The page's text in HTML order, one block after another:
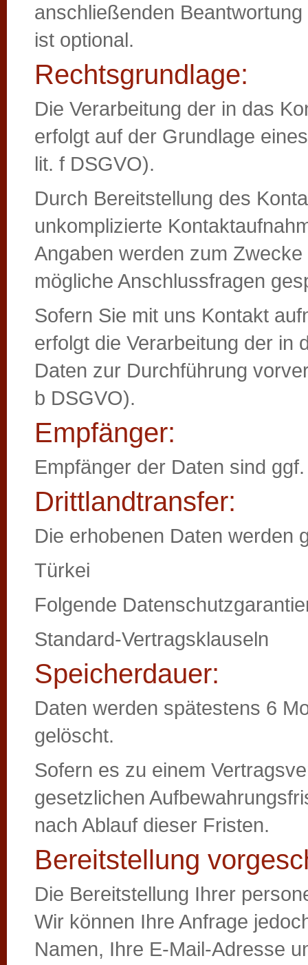
anschließenden
ist optional.
Rechtsgrundlage:
Die Verarbeitung der in das
erfolgt auf der Grundlage
lit. f DSGVO).
Durch Bereitstellung des
unkomplizierte
Angaben werden zum
mögliche Anschlussfragen
Sofern Sie mit uns Kontakt
erfolgt die Verarbeitung der in
Daten zur Durchführung
b DSGVO).
Empfänger:
Empfänger der Daten sind
Drittlandtransfer:
Die erhobenen Daten werden
Türkei
Folgende
Standard-Vertragsklauseln
Speicherdauer:
Daten werden spätestens 6
gelöscht.
Sofern es zu einem
gesetzlichen
nach Ablauf dieser Fristen.
Bereitstellung
Die Bereitstellung Ihrer
Wir können Ihre Anfrage
Namen, Ihre E-Mail-Adresse